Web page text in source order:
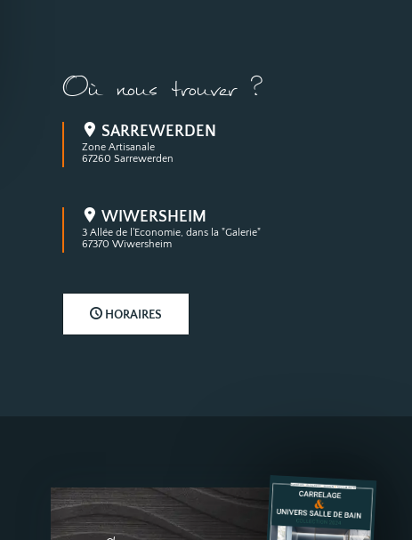
Où nous trouver ?
SARREWERDEN
Zone Artisanale
67260 Sarrewerden
WIWERSHEIM
3 Allée de l'Economie, dans la "Galerie"
67370 Wiwersheim
HORAIRES